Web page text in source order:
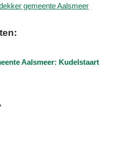
gemeente Aalsmeer
Aalsmeer: Kudelstaart